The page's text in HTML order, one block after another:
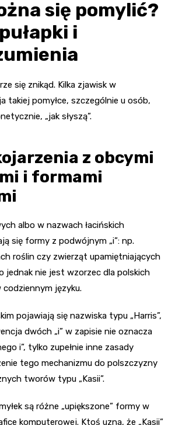
się pomylić?
i
się znikąd. Kilka zjawisk w
takiej pomyłce, szczególnie u osób,
„jak słyszą”.
z obcymi
i formami
albo w nazwach łacińskich
się formy z podwójnym „i”: np.
roślin czy zwierząt upamiętniających
jednak nie jest wzorzec dla polskich
języku.
pojawiają się nazwiska typu „Harris”,
dwóch „i” w zapisie nie oznacza
i”, tylko zupełnie inne zasady
tego mechanizmu do polszczyzny
tworów typu „Kasii”.
są różne „upiększone” formy w
komputerowej. Ktoś uzna, że „Kasii”